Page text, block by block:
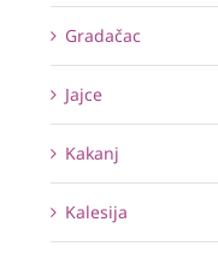
Gradačac
Jajce
Kakanj
Kalesija